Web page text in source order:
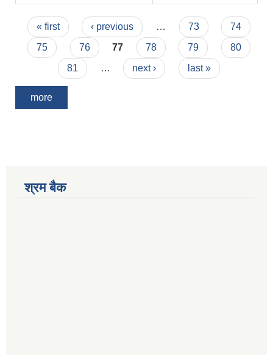
Pages
« first ‹ previous … 73
74
75
76 77 78 79
80
81
… next › last »
more
श्रम बैक